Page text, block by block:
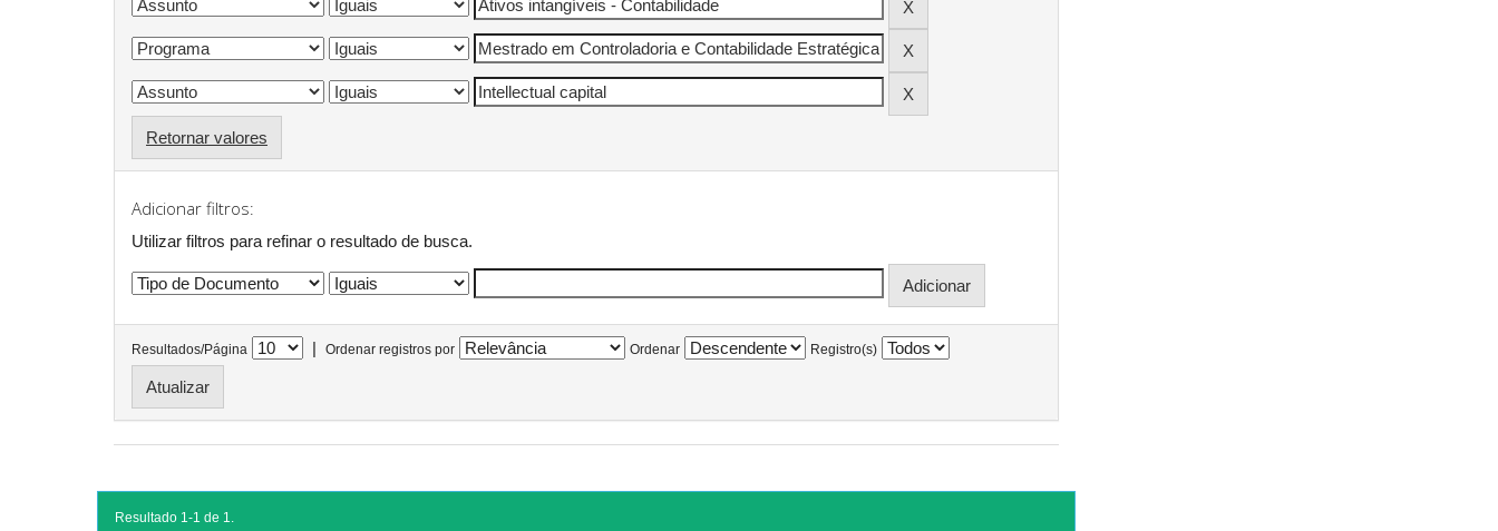
Retornar valores
Adicionar filtros:
Utilizar filtros para refinar o resultado de busca.
Resultados/Página | Ordenar registros por Ordenar Registro(s)
Resultado 1-1 de 1.